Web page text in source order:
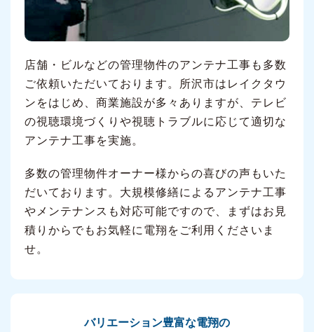
店舗・ビルなどの管理物件のアンテナ工事も多数
ご依頼いただいております。所沢市はレイクタウ
ンをはじめ、商業施設が多々ありますが、テレビ
の視聴環境づくりや視聴トラブルに応じて適切な
アンテナ工事を実施。
多数の管理物件オーナー様からの喜びの声もいた
だいております。大規模修繕によるアンテナ工事
やメンテナンスも対応可能ですので、まずはお見
積りからでもお気軽に電翔をご利用くださいま
せ。
バリエーション豊富な電翔の